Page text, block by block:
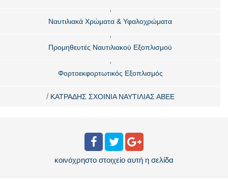
,
Ναυτιλιακά Χρώματα & Υφαλοχρώματα
,
Προμηθευτές Ναυτιλιακού Εξοπλισμού
,
Φορτοεκφορτωτικός Εξοπλισμός
/ ΚΑΤΡΑΔΗΣ ΣΧΟΙΝΙΑ ΝΑΥΤΙΛΙΑΣ ΑΒΕΕ
κοινόχρηστο στοιχείο αυτή η σελίδα